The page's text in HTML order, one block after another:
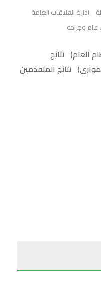
ادارة العلاقات العامة
وجراحه
العام) نتائج
نتائج المتقدمين